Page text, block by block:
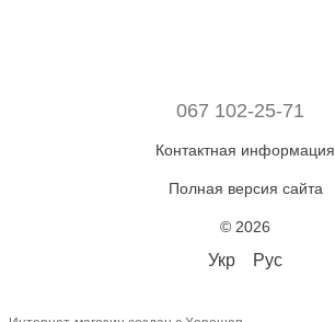
067 102-25-71
Контактная информация
Полная версия сайта
© 2026
Укр Рус